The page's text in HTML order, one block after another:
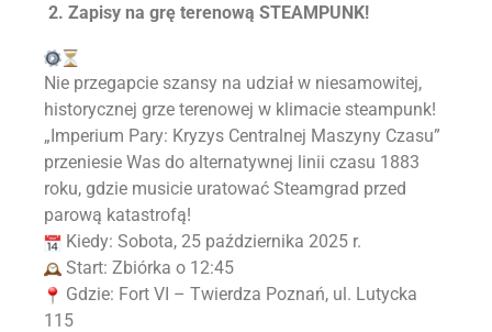
2. Zapisy na grę terenową STEAMPUNK!
Nie przegapcie szansy na udział w niesamowitej,
historycznej grze terenowej w klimacie steampunk!
„Imperium Pary: Kryzys Centralnej Maszyny Czasu”
przeniesie Was do alternatywnej linii czasu 1883
roku, gdzie musicie uratować Steamgrad przed
parową katastrofą!
Kiedy: Sobota, 25 października 2025 r.
Start: Zbiórka o 12:45
Gdzie: Fort VI – Twierdza Poznań, ul. Lutycka
115